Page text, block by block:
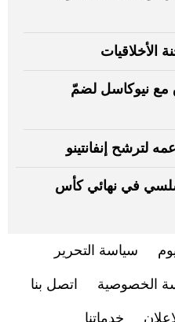
الأخلاقيات
مع نيوكاسل لضمّ
لترشح إنفانتينو
في نهائي كأس
سياسة التحرير
الخصوصية اتصل بنا
خدماتنا